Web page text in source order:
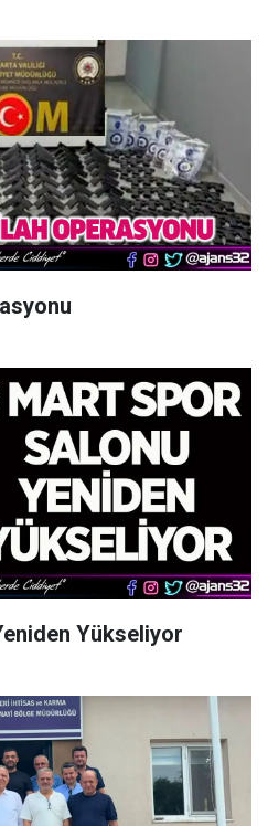
Yükseliyor